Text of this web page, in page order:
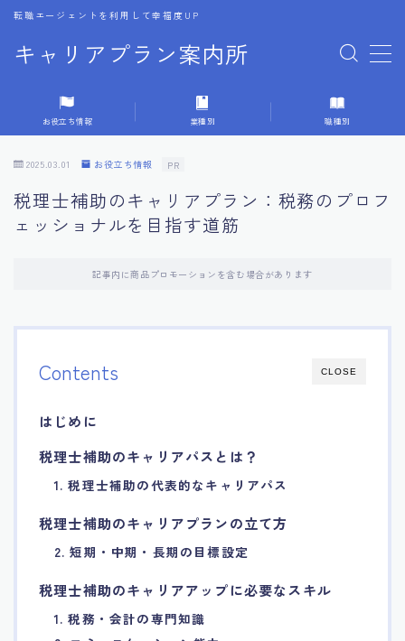
キャリアプラン案内所
転職エージェントを利用して幸福度UP
MENU
1.転職エージェントの選び方
3.キャリア相談時の質問リスト
4.キャリア目標設定の方法
5.キャリアチェンジの体験談
6.専門家からのアドバイス集
7.エージェント面談のポイント
8.非公開求人の魅力
9.年代別の目標設定ポイント
10.エージェント利用時の注意点
お役立ち情報 業種別 職種別
2025.03.01 お役立ち情報 PR
税理士補助のキャリアプラン：税務のプロフ
ェッショナルを目指す道筋
記事内に商品プロモーションを含む場合があります
CLOSE
Contents
はじめに
税理士補助のキャリアパスとは？
1. 税理士補助の代表的なキャリアパス
税理士補助のキャリアプランの立て方
2. 短期・中期・長期の目標設定
税理士補助のキャリアアップに必要なスキル
1. 税務・会計の専門知識